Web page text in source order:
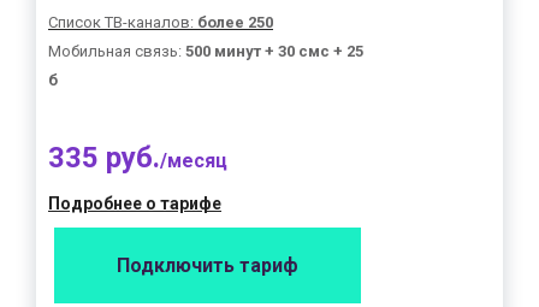
Список ТВ-каналов: более 250
Мобильная связь: 500 минут + 30 смс + 25
б
335 руб./месяц
Подробнее о тарифе
Подключить тариф